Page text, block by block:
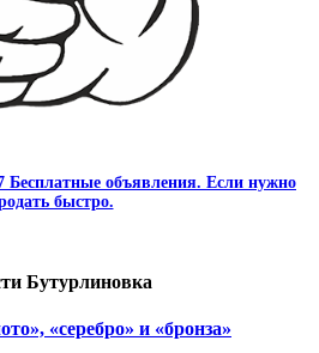
Бесплатные объявления. Если нужно
быстро.
Бутурлиновка
«серебро» и «бронза»